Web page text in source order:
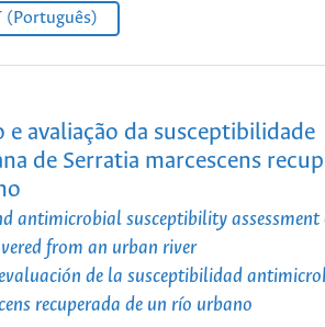
(Português)
e avaliação da susceptibilidade
de Serratia marcescens
antimicrobial susceptibility assessment
from an urban river
de la susceptibilidad
recuperada de un río urbano